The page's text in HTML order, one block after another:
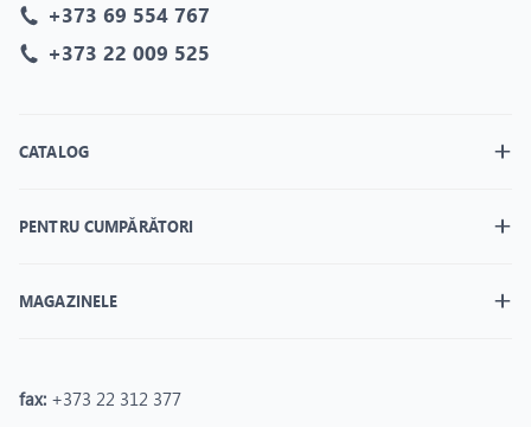
+373 69 554 767
+373 22 009 525
CATALOG
PENTRU CUMPĂRĂTORI
MAGAZINELE
fax: +373 22 312 377